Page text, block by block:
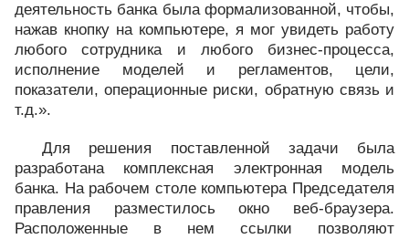
деятельность банка была формализованной, чтобы,
нажав кнопку на компьютере, я мог увидеть работу
любого сотрудника и любого бизнес-процесса,
исполнение моделей и регламентов, цели,
показатели, операционные риски, обратную связь и
т.д.».
Для решения поставленной задачи была
разработана комплексная электронная модель
банка. На рабочем столе компьютера Председателя
правления разместилось окно веб-браузера.
Расположенные в нем ссылки позволяют